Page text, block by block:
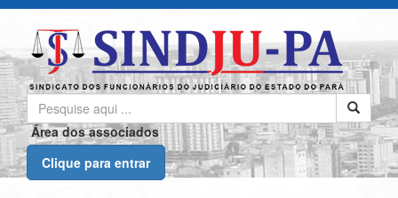
Área dos associados
Clique para entrar